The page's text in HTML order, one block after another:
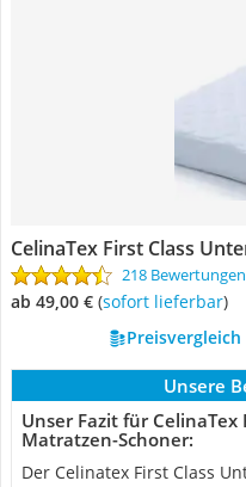
CelinaTex First Class
218 Bewertungen
ab 49,00 € ( Sofort lieferbar)
Unsere
Unser Fazit für
Matratzen-Schoner:
Der Celinatex First Class